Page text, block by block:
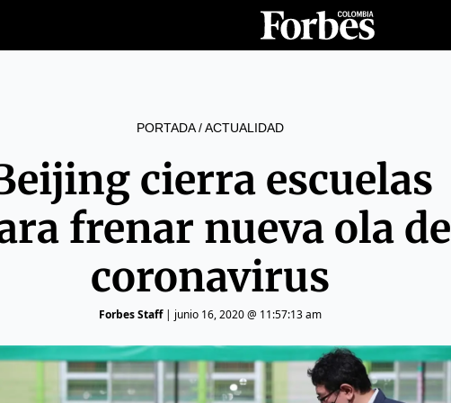
PORTADA/ACTUALIDAD
cierra escuelas
frenar nueva ola de
coronavirus
Forbes Staff| junio 16, 2020 @ 11:57:13 am